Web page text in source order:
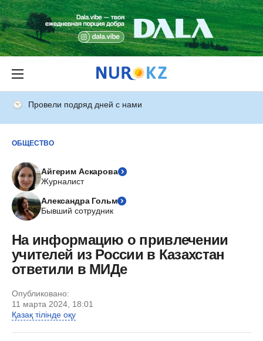
Провели подряд дней с нами
ОБЩЕСТВО
Айгерим Аскарова
Журналист
Александра Гольм
Бывший сотрудник
На информацию о привлечении
учителей из России в Казахстан
ответили в МИДе
Опубликовано:
11 марта 2024, 18:01
Қазақ тілінде оқу